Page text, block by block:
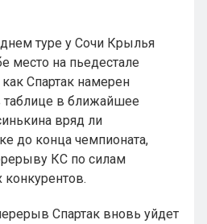
туре у Сочи Крылья
место на пьедестале
Спартак намерен
таблице в ближайшее
вряд ли
до конца чемпионата,
КС по силам
Спартак вновь уйдет